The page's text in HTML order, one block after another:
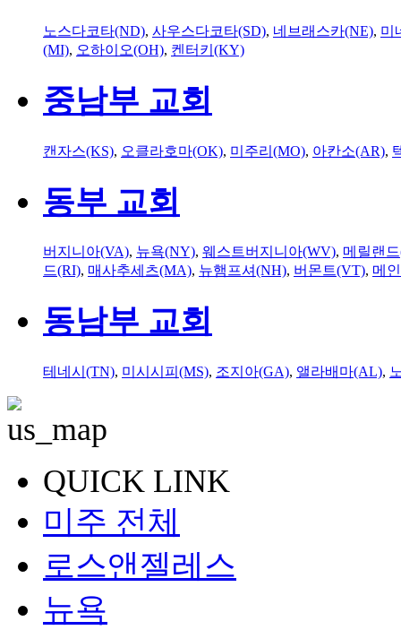
노스다코타(ND), 사우스다코타(SD), 네브래스카(NE), 미
(MI), 오하이오(OH), 켄터키(KY)
중남부 교회
캔자스(KS), 오클라호마(OK), 미주리(MO), 아칸소(AR),
동부 교회
버지니아(VA), 뉴욕(NY), 웨스트버지니아(WV), 메릴랜
드(RI), 매사추세츠(MA), 뉴햄프셔(NH), 버몬트(VT), 메
동남부 교회
테네시(TN), 미시시피(MS), 조지아(GA), 앨라배마(AL),
QUICK LINK
미주 전체
로스앤젤레스
뉴욕